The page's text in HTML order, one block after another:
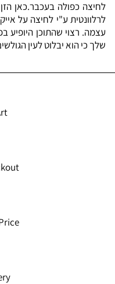
לחיצה כפולה בעכבר.כאן
לרלוונטית ע"י לחיצה על
עצמה. רצוי שהתוכן היופיע
שלך כי הוא יבלוט לעין